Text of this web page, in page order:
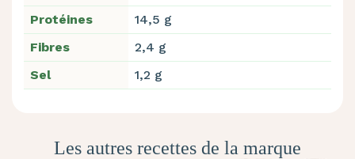
Protéines
14,5 g
Fibres
2,4 g
Sel
1,2 g
Les autres recettes de la marque